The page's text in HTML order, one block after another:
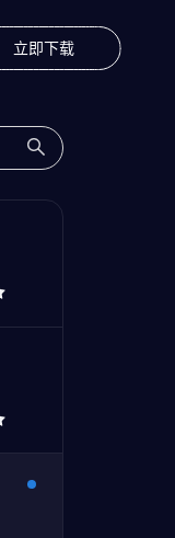
立即下载